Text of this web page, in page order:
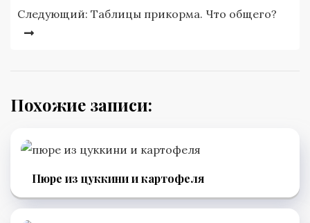
записям
Следующий: Таблицы прикорма. Что общего?
Похожие записи:
Пюре из цуккини и картофеля